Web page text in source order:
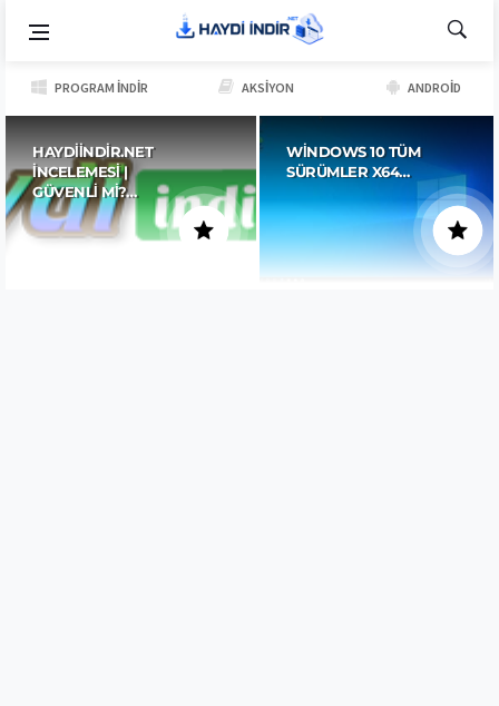
PROGRAM İNDIR AKSIYON ANDROID
HAYDIINDIR.NET
İNCELEMESI |
GÜVENLI MI?…
WINDOWS 10 TÜM
SÜRÜMLER X64…